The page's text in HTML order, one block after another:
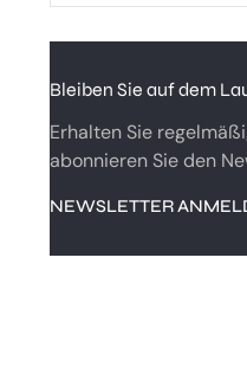
A
R
H
Bleiben Sie auf dem
Erhalten Sie
abonnieren Sie den
NEWSLETTER